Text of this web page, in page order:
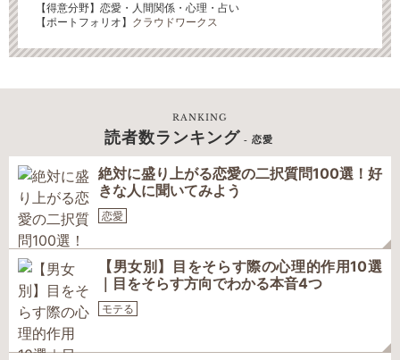
【得意分野】恋愛・人間関係・心理・占い
【ポートフォリオ】 クラウドワークス
RANKING
読者数ランキング - 恋愛
絶対に盛り上がる恋愛の二択質問100選！好
きな人に聞いてみよう
恋愛
【男女別】目をそらす際の心理的作用10選
｜目をそらす方向でわかる本音4つ
モテる